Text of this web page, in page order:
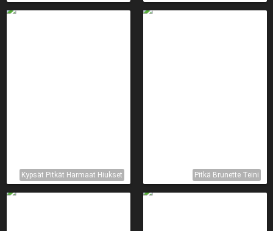
Kypsät Pitkät Harmaat Hiukset Pitkä Brunette Teini